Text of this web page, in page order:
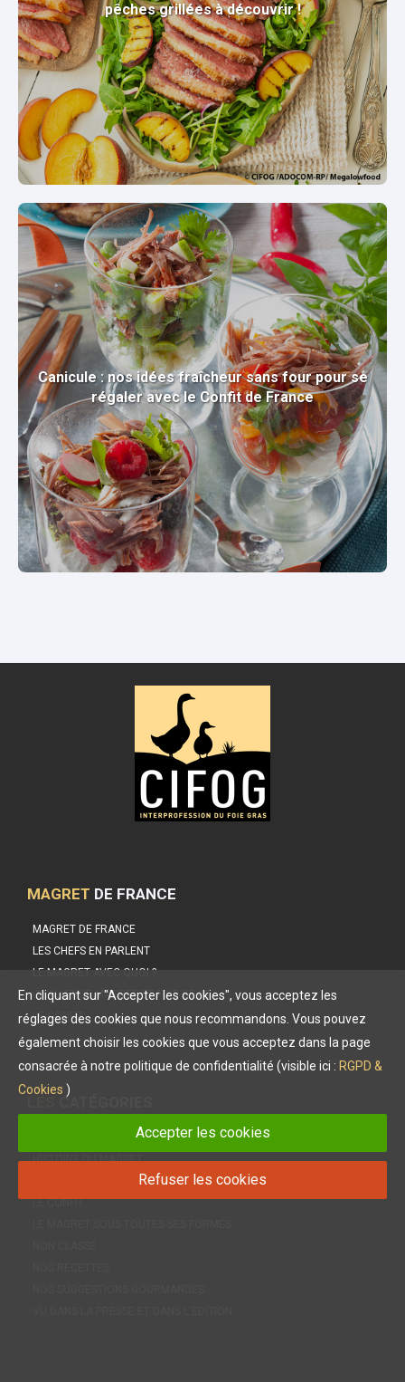
pêches grillées à découvrir !
Canicule : nos idées fraîcheur sans four pour se
régaler avec le Confit de France
MAGRET DE FRANCE
MAGRET DE FRANCE
LES CHEFS EN PARLENT
LE MAGRET AVEC QUOI ?
CHALLENGE MAGRET ET FOIE GRAS
LE CONFIT
CATÉGORIES
HISTOIRE DU MAGRET
LE CONFIT
En cliquant sur "Accepter les cookies", vous acceptez les
réglages des cookies que nous recommandons. Vous pouvez
également choisir les cookies que vous acceptez dans la page
consacrée à notre politique de confidentialité (visible ici : RGPD &
Cookies )
Accepter les cookies
Refuser les cookies